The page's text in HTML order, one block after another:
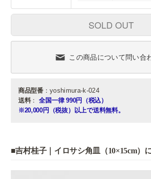
SOLD OUT
この商品について問い合
商品型番：yoshimura-k-024
送料： 全国一律 990円（税込）
※20,000円（税抜）以上で送料無料。
■吉村桂子｜イロサシ角皿（10×15cm）